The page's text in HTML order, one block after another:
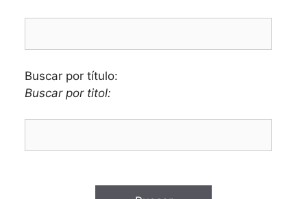
Buscar por título:
Buscar por titol: